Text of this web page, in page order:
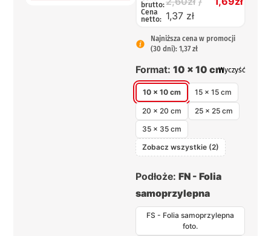
brutto:
Cena
netto: 1,37 zł
Najniższa cena w promocji
(30 dni): 1,37 zł
Format: 10 x 10 cm
10 x 10 cm 15 x 15 cm
20 x 20 cm
25 x 25 cm
35 x 35 cm
Zobacz wszystkie (2)
Podłoże: FN - Folia
samoprzylepna
FS - Folia samoprzylepna
foto.
Wyczyść